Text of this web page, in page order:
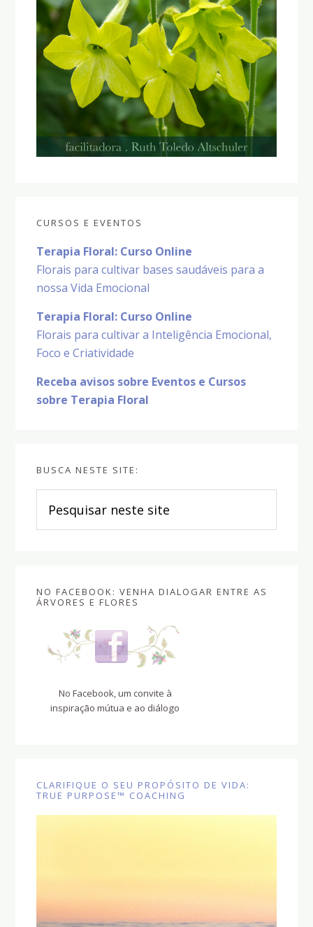
CURSOS E EVENTOS
Terapia Floral: Curso Online
Florais para cultivar bases saudáveis para a
nossa Vida Emocional
Terapia Floral: Curso Online
Florais para cultivar a Inteligência Emocional,
Foco e Criatividade
Receba avisos sobre Eventos e Cursos
sobre Terapia Floral
BUSCA NESTE SITE:
neste
site
NO FACEBOOK: VENHA DIALOGAR ENTRE AS
ÁRVORES E FLORES
No Facebook, um convite à
inspiração mútua e ao diálogo
CLARIFIQUE O SEU PROPÓSITO DE VIDA:
TRUE PURPOSE™ COACHING